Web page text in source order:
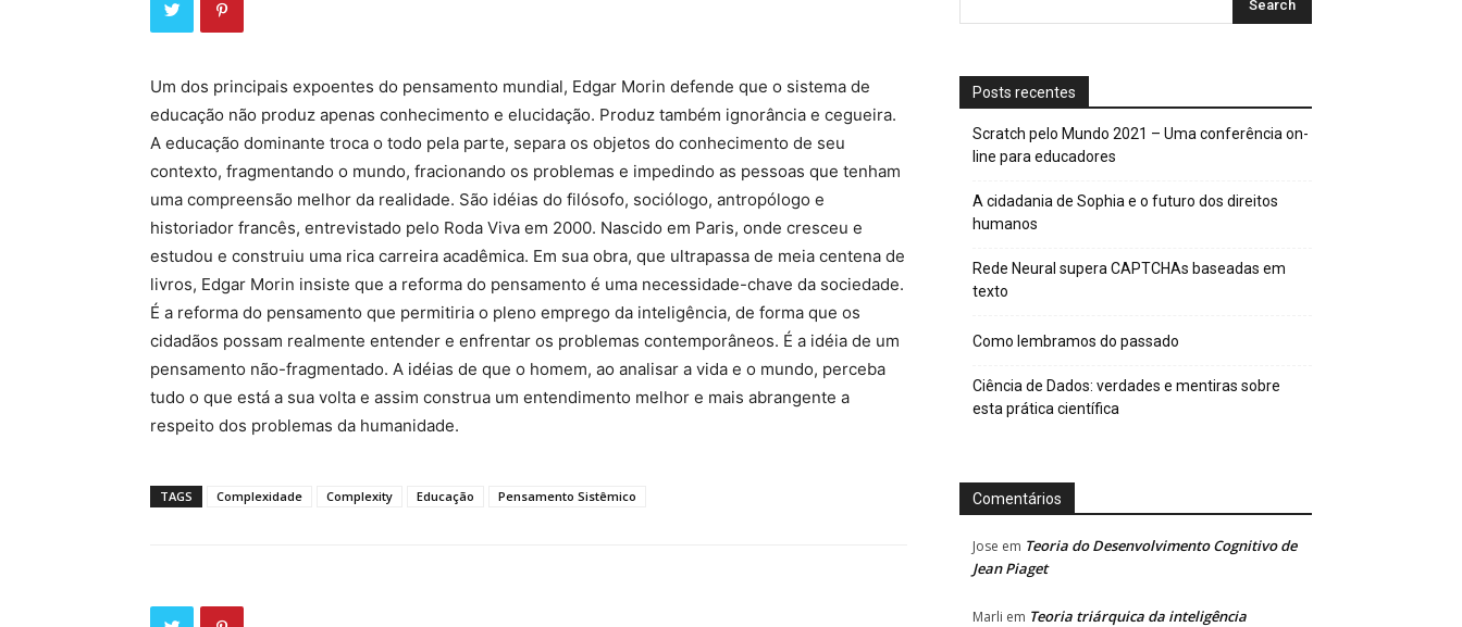
Um dos principais expoentes do pensamento mundial, Edgar Morin defende que o sistema de
educação não produz apenas conhecimento e elucidação. Produz também ignorância e cegueira.
A educação dominante troca o todo pela parte, separa os objetos do conhecimento de seu
contexto, fragmentando o mundo, fracionando os problemas e impedindo as pessoas que tenham
uma compreensão melhor da realidade. São idéias do filósofo, sociólogo, antropólogo e
historiador francês, entrevistado pelo Roda Viva em 2000. Nascido em Paris, onde cresceu e
estudou e construiu uma rica carreira acadêmica. Em sua obra, que ultrapassa de meia centena de
livros, Edgar Morin insiste que a reforma do pensamento é uma necessidade-chave da sociedade.
É a reforma do pensamento que permitiria o pleno emprego da inteligência, de forma que os
cidadãos possam realmente entender e enfrentar os problemas contemporâneos. É a idéia de um
pensamento não-fragmentado. A idéias de que o homem, ao analisar a vida e o mundo, perceba
tudo o que está a sua volta e assim construa um entendimento melhor e mais abrangente a
respeito dos problemas da humanidade.
TAGS Complexidade Complexity Educação Pensamento Sistêmico
Posts recentes
Scratch pelo Mundo 2021 – Uma conferência on-
line para educadores
A cidadania de Sophia e o futuro dos direitos
humanos
Rede Neural supera CAPTCHAs baseadas em
texto
Como lembramos do passado
Ciência de Dados: verdades e mentiras sobre
esta prática científica
Comentários
Jose em Teoria do Desenvolvimento Cognitivo de
Jean Piaget
Marli em Teoria triárquica da inteligência